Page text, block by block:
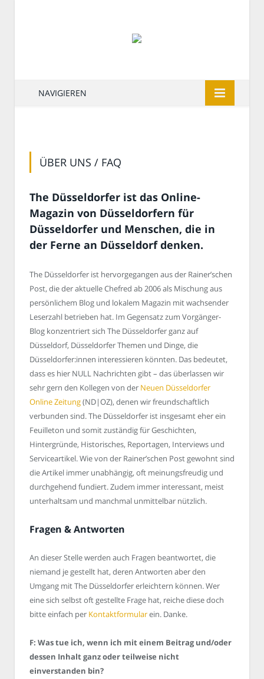
NAVIGIEREN
ÜBER UNS / FAQ
The Düsseldorfer ist das Online-
Magazin von Düsseldorfern für
Düsseldorfer und Menschen, die in
der Ferne an Düsseldorf denken.
The Düsseldorfer ist hervorgegangen aus der Rainer’schen
Post, die der aktuelle Chefred ab 2006 als Mischung aus
persönlichem Blog und lokalem Magazin mit wachsender
Leserzahl betrieben hat. Im Gegensatz zum Vorgänger-
Blog konzentriert sich The Düsseldorfer ganz auf
Düsseldorf, Düsseldorfer Themen und Dinge, die
Düsseldorfer:innen interessieren könnten. Das bedeutet,
dass es hier NULL Nachrichten gibt – das überlassen wir
sehr gern den Kollegen von der Neuen Düsseldorfer
Online Zeitung(ND|OZ), denen wir freundschaftlich
verbunden sind. The Düsseldorfer ist insgesamt eher ein
Feuilleton und somit zuständig für Geschichten,
Hintergründe, Historisches, Reportagen, Interviews und
Serviceartikel. Wie von der Rainer’schen Post gewohnt sind
die Artikel immer unabhängig, oft meinungsfreudig und
durchgehend fundiert. Zudem immer interessant, meist
unterhaltsam und manchmal unmittelbar nützlich.
Fragen & Antworten
An dieser Stelle werden auch Fragen beantwortet, die
niemand je gestellt hat, deren Antworten aber den
Umgang mit The Düsseldorfer erleichtern können. Wer
eine sich selbst oft gestellte Frage hat, reiche diese doch
bitte einfach per Kontaktformularein. Danke.
F: Was tue ich, wenn ich mit einem Beitrag und/oder
dessen Inhalt ganz oder teilweise nicht
einverstanden bin?